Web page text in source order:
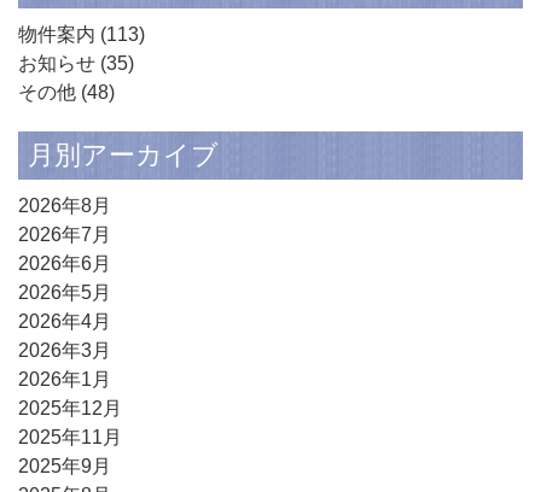
物件案内 (113)
お知らせ (35)
その他 (48)
月別アーカイブ
2026年8月
2026年7月
2026年6月
2026年5月
2026年4月
2026年3月
2026年1月
2025年12月
2025年11月
2025年9月